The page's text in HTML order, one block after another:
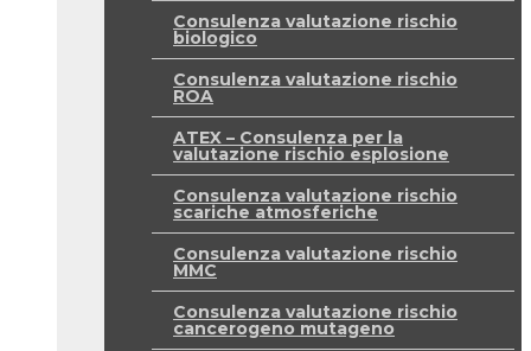
Consulenza valutazione rischio
biologico
Consulenza valutazione rischio
ROA
ATEX – Consulenza per la
valutazione rischio esplosione
Consulenza valutazione rischio
scariche atmosferiche
Consulenza valutazione rischio
MMC
Consulenza valutazione rischio
cancerogeno mutageno